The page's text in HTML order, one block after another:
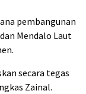
pembangunan
Mendalo Laut
secara tegas
Zainal.